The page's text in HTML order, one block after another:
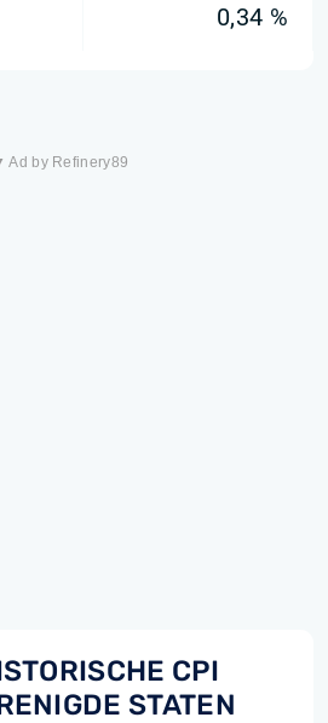
0,34 %
Ad by Refinery89
CPI
STATEN